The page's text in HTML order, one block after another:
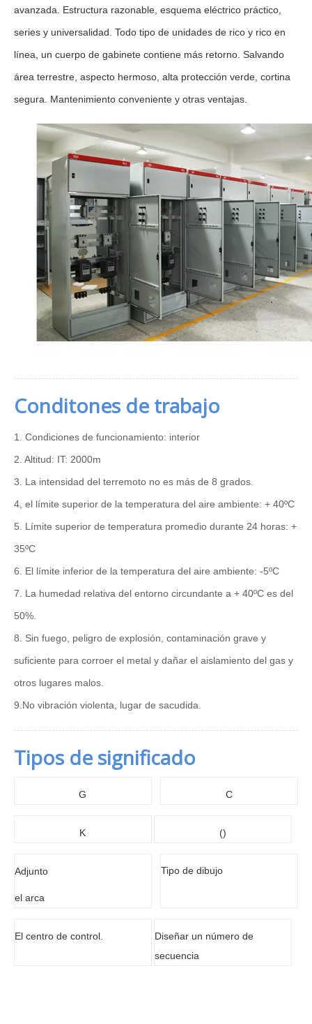
avanzada. Estructura razonable, esquema eléctrico práctico,
series y universalidad. Todo tipo de unidades de rico y rico en
línea, un cuerpo de gabinete contiene más retorno. Salvando
área terrestre, aspecto hermoso, alta protección verde, cortina
segura. Mantenimiento conveniente y otras ventajas.
Conditones de trabajo
1. Condiciones de funcionamiento: interior
2. Altitud: IT: 2000m
3. La intensidad del terremoto no es más de 8 grados.
4, el límite superior de la temperatura del aire ambiente: + 40ºC
5. Límite superior de temperatura promedio durante 24 horas: +
35ºC
6. El límite inferior de la temperatura del aire ambiente: -5ºC
7. La humedad relativa del entorno circundante a + 40ºC es del
50%.
8. Sin fuego, peligro de explosión, contaminación grave y
suficiente para corroer el metal y dañar el aislamiento del gas y
otros lugares malos.
9.No vibración violenta, lugar de sacudida.
Tipos de significado
G C
K ()
Adjunto
el arca
Tipo de dibujo
El centro de control.
Diseñar un número de
secuencia